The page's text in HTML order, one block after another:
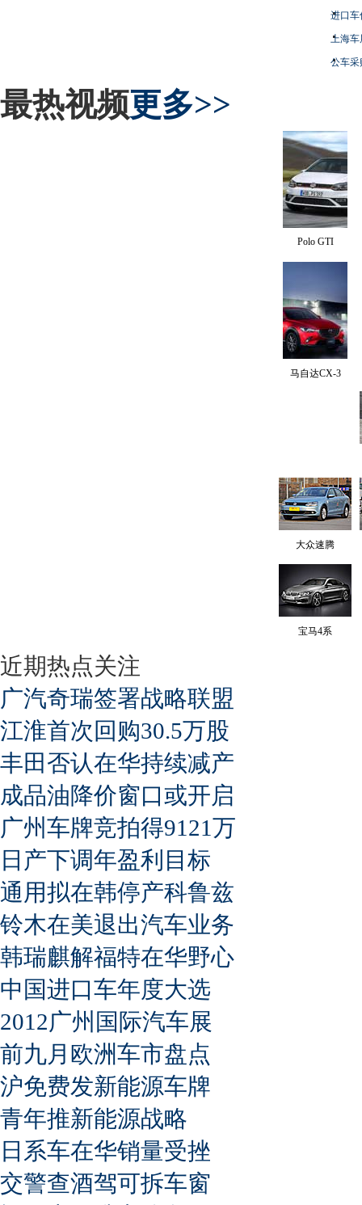
进口车
上海
公车采
最热视频更多>>
Polo GTI
马自达CX-3
大众速腾
宝马4系
近期热点关注
广汽奇瑞签署战略联盟
江淮首次回购30.5万股
丰田否认在华持续减产
成品油降价窗口或开启
广州车牌竞拍得9121万
日产下调年盈利目标
通用拟在韩停产科鲁兹
铃木在美退出汽车业务
韩瑞麒解福特在华野心
中国进口车年度大选
2012广州国际汽车展
前九月欧洲车市盘点
沪免费发新能源车牌
青年推新能源战略
日系车在华销量受挫
交警查酒驾可拆车窗